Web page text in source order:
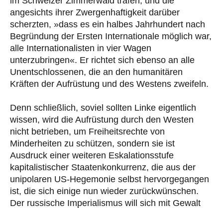
angesichts ihrer Zwergenhaftigkeit darüber
scherzten, »dass es ein halbes Jahrhundert nach
Begründung der Ersten Internationale möglich war,
alle Internationalisten in vier Wagen
unterzubringen«. Er richtet sich ebenso an alle
Unentschlossenen, die an den humanitären
Kräften der Aufrüstung und des Westens zweifeln.
Denn schließlich, soviel sollten Linke eigentlich
wissen, wird die Aufrüstung durch den Westen
nicht betrieben, um Freiheitsrechte von
Minderheiten zu schützen, sondern sie ist
Ausdruck einer weiteren Eskalationsstufe
kapitalistischer Staatenkonkurrenz, die aus der
unipolaren US-Hegemonie selbst hervorgegangen
ist, die sich einige nun wieder zurückwünschen.
Der russische Imperialismus will sich mit Gewalt